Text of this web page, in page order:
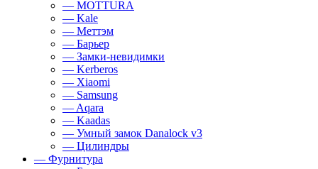
— MOTTURA
— Kale
— Меттэм
— Барьер
— Замки-невидимки
— Kerberos
— Xiaomi
— Samsung
— Aqara
— Kaadas
— Умный замок Danalock v3
— Цилиндры
— Фурнитура